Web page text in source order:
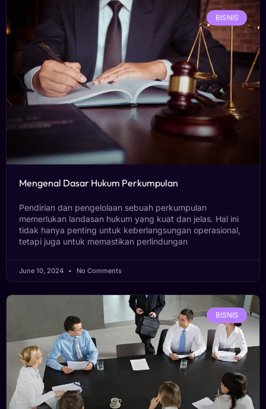
BISNIS
Mengenal Dasar Hukum Perkumpulan
Pendirian dan pengelolaan sebuah perkumpulan
memerlukan landasan hukum yang kuat dan jelas. Hal ini
tidak hanya penting untuk keberlangsungan operasional,
tetapi juga untuk memastikan perlindungan
June 10, 2024 No Comments
BISNIS